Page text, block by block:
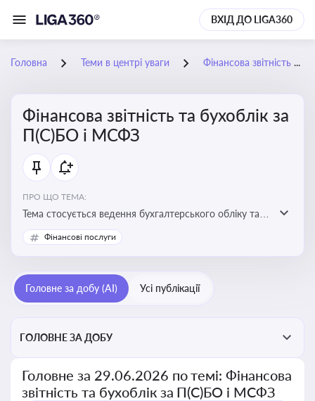
ВХІД ДО LIGA360
Головна Теми в центрі уваги Фінансова звітність та бухоблік за П(С)БО і МСФЗ
Фінансова звітність та бухоблік за
П(С)БО і МСФЗ
ПРО ЩО ТЕМА:
Тема стосується ведення бухгалтерського обліку та
складання фінансової звітності відповідно до
національних і міжнародних стандартів
Фінансові послуги
Головне за добу (AI) Усі публікації
ГОЛОВНЕ ЗА ДОБУ
Головне за 29.06.2026 по темі: Фінансова
звітність та бухоблік за П(С)БО і МСФЗ